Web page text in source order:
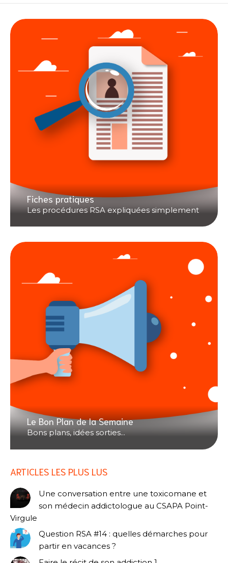
Fiches pratiques
Les procédures RSA expliquées simplement
Le Bon Plan de la Semaine
Bons plans, idées sorties...
ARTICLES LES PLUS LUS
Une conversation entre une toxicomane et
son médecin addictologue au CSAPA Point-
Virgule
Question RSA #14 : quelles démarches pour
partir en vacances ?